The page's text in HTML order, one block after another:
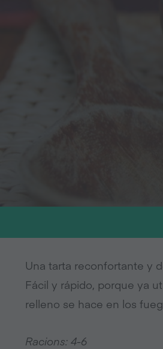
Una tarta reconfortante y
Fácil y rápido, porque ya
relleno se hace en los
Racions: 4-6